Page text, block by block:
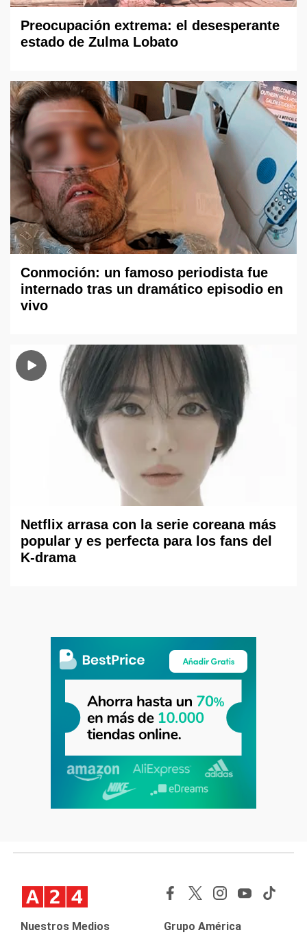
Preocupación extrema: el desesperante
estado de Zulma Lobato
Conmoción: un famoso periodista fue
internado tras un dramático episodio en
vivo
Netflix arrasa con la serie coreana más
popular y es perfecta para los fans del
K-drama
Nuestros Medios Grupo América